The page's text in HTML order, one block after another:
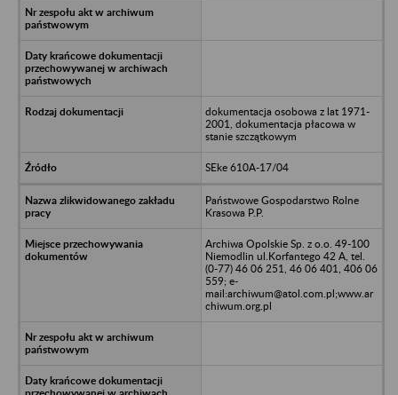
dokumentacja osobowa z lat 1971-
2001, dokumentacja płacowa w
stanie szczątkowym
SEke 610A-17/04
Państwowe Gospodarstwo Rolne
Krasowa P.P.
Archiwa Opolskie Sp. z o.o. 49-100
Niemodlin ul.Korfantego 42 A, tel.
(0-77) 46 06 251, 46 06 401, 406 06
559; e-
mail:archiwum@atol.com.pl;www.ar
chiwum.org.pl